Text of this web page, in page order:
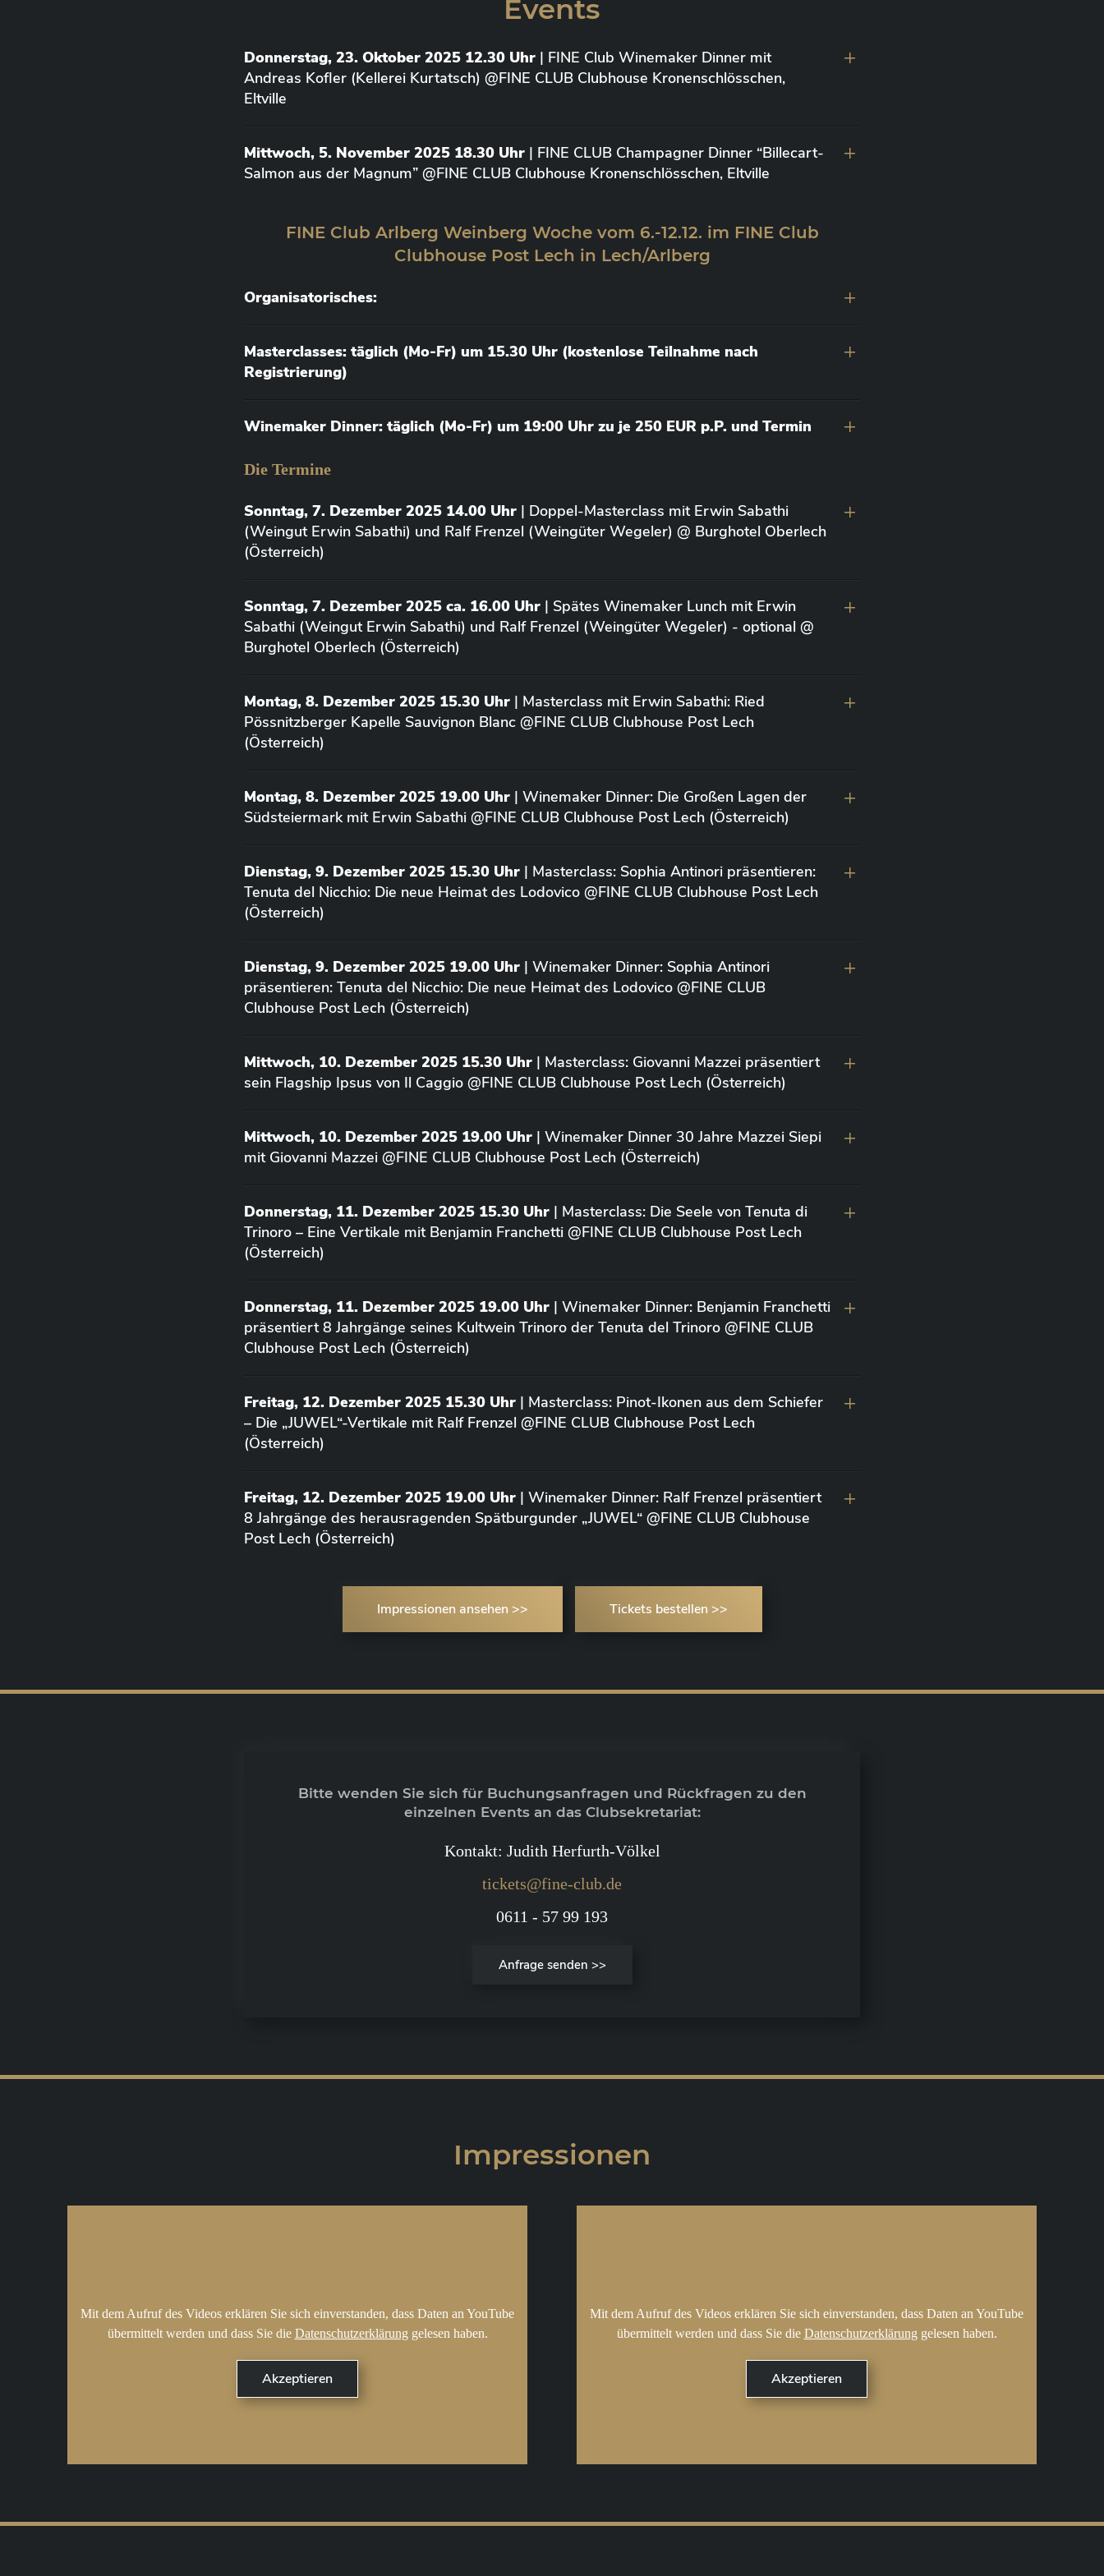
Events
Donnerstag, 23. Oktober 2025 12.30 Uhr | FINE Club Winemaker Dinner mit
Andreas Kofler (Kellerei Kurtatsch) @FINE CLUB Clubhouse Kronenschlösschen,
Eltville
Mittwoch, 5. November 2025 18.30 Uhr | FINE CLUB Champagner Dinner “Billecart-
Salmon aus der Magnum” @FINE CLUB Clubhouse Kronenschlösschen, Eltville
FINE Club Arlberg Weinberg Woche vom 6.-12.12. im FINE Club
Clubhouse Post Lech in Lech/Arlberg
Organisatorisches:
Masterclasses: täglich (Mo-Fr) um 15.30 Uhr (kostenlose Teilnahme nach
Registrierung)
Winemaker Dinner: täglich (Mo-Fr) um 19:00 Uhr zu je 250 EUR p.P. und Termin
Die Termine
Sonntag, 7. Dezember 2025 14.00 Uhr | Doppel-Masterclass mit Erwin Sabathi
(Weingut Erwin Sabathi) und Ralf Frenzel (Weingüter Wegeler) @ Burghotel Oberlech
(Österreich)
Sonntag, 7. Dezember 2025 ca. 16.00 Uhr | Spätes Winemaker Lunch mit Erwin
Sabathi (Weingut Erwin Sabathi) und Ralf Frenzel (Weingüter Wegeler) - optional @
Burghotel Oberlech (Österreich)
Montag, 8. Dezember 2025 15.30 Uhr | Masterclass mit Erwin Sabathi: Ried
Pössnitzberger Kapelle Sauvignon Blanc @FINE CLUB Clubhouse Post Lech
(Österreich)
Montag, 8. Dezember 2025 19.00 Uhr | Winemaker Dinner: Die Großen Lagen der
Südsteiermark mit Erwin Sabathi @FINE CLUB Clubhouse Post Lech (Österreich)
Dienstag, 9. Dezember 2025 15.30 Uhr | Masterclass: Sophia Antinori präsentieren:
Tenuta del Nicchio: Die neue Heimat des Lodovico @FINE CLUB Clubhouse Post Lech
(Österreich)
Dienstag, 9. Dezember 2025 19.00 Uhr | Winemaker Dinner: Sophia Antinori
präsentieren: Tenuta del Nicchio: Die neue Heimat des Lodovico @FINE CLUB
Clubhouse Post Lech (Österreich)
Mittwoch, 10. Dezember 2025 15.30 Uhr | Masterclass: Giovanni Mazzei präsentiert
sein Flagship Ipsus von Il Caggio @FINE CLUB Clubhouse Post Lech (Österreich)
Mittwoch, 10. Dezember 2025 19.00 Uhr | Winemaker Dinner 30 Jahre Mazzei Siepi
mit Giovanni Mazzei @FINE CLUB Clubhouse Post Lech (Österreich)
Donnerstag, 11. Dezember 2025 15.30 Uhr | Masterclass: Die Seele von Tenuta di
Trinoro – Eine Vertikale mit Benjamin Franchetti @FINE CLUB Clubhouse Post Lech
(Österreich)
Donnerstag, 11. Dezember 2025 19.00 Uhr | Winemaker Dinner: Benjamin Franchetti
präsentiert 8 Jahrgänge seines Kultwein Trinoro der Tenuta del Trinoro @FINE CLUB
Clubhouse Post Lech (Österreich)
Freitag, 12. Dezember 2025 15.30 Uhr | Masterclass: Pinot-Ikonen aus dem Schiefer
– Die „JUWEL“-Vertikale mit Ralf Frenzel @FINE CLUB Clubhouse Post Lech
(Österreich)
Freitag, 12. Dezember 2025 19.00 Uhr | Winemaker Dinner: Ralf Frenzel präsentiert
8 Jahrgänge des herausragenden Spätburgunder „JUWEL“ @FINE CLUB Clubhouse
Post Lech (Österreich)
Impressionen ansehen >> Tickets bestellen >>
Bitte wenden Sie sich für Buchungsanfragen und Rückfragen zu den
einzelnen Events an das Clubsekretariat:
Kontakt: Judith Herfurth-Völkel
tickets@fine-club.de
0611 - 57 99 193
Anfrage senden >>
Impressionen
Mit dem Aufruf des Videos erklären Sie sich einverstanden, dass Daten an YouTube
übermittelt werden und dass Sie die Datenschutzerklärung gelesen haben.
Mit dem Aufruf des Videos erklären Sie sich einverstanden, dass Daten an YouTube
übermittelt werden und dass Sie die Datenschutzerklärung gelesen haben.